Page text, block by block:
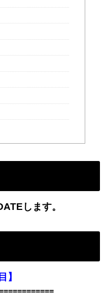
します。
】